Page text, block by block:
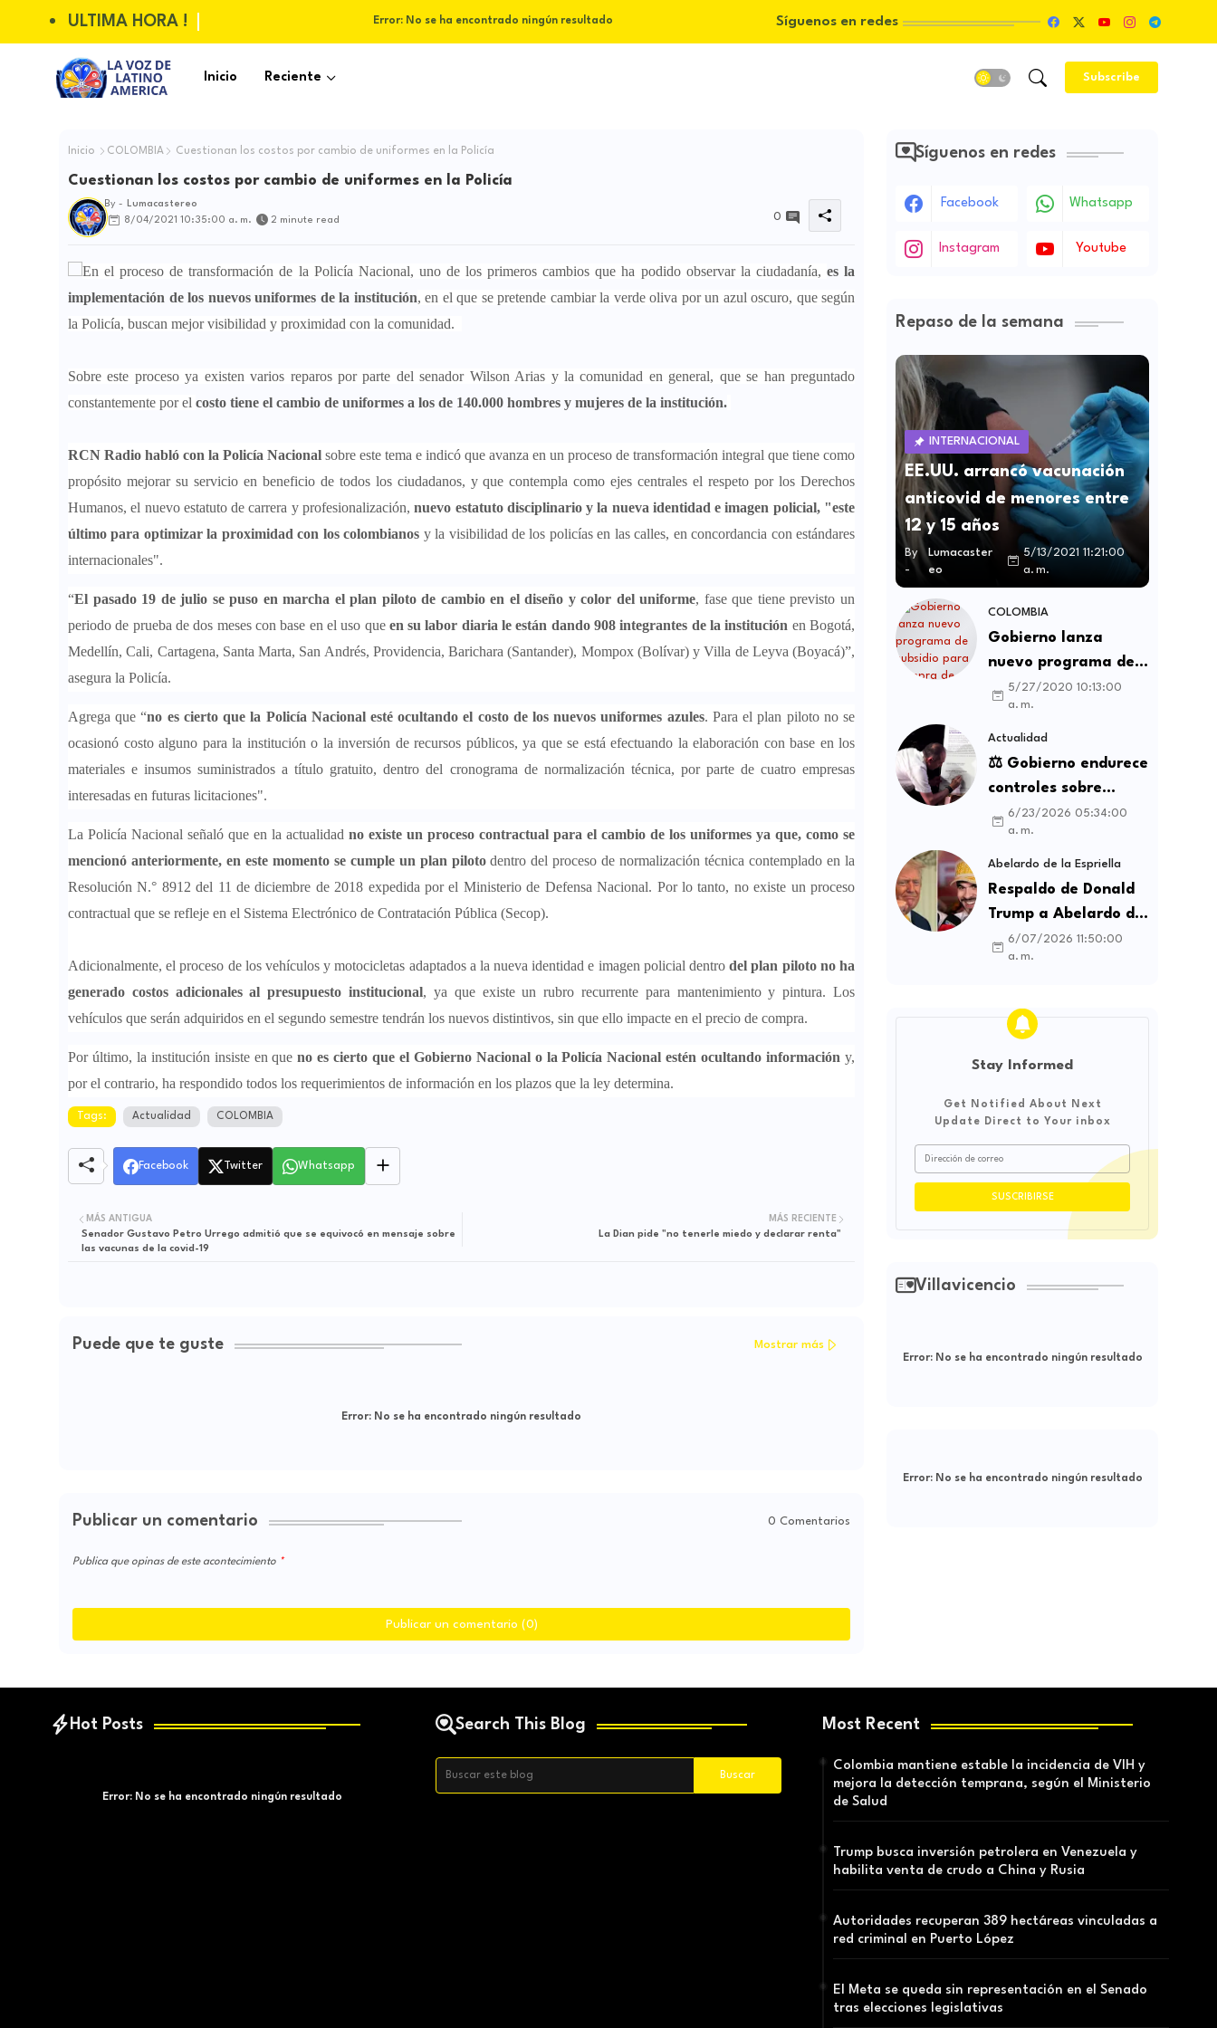
ULTIMA HORA ! Error: No se ha encontrado ningún resultado Síguenos en redes
Inicio Reciente Subscribe
Inicio COLOMBIA Cuestionan los costos por cambio de uniformes en la Policía
Cuestionan los costos por cambio de uniformes en la Policía
By -
Lumacastereo
8/04/2021 10:35:00 a. m.
2 minute read 0
En el proceso de transformación de la Policía Nacional, uno de los primeros cambios que ha podido observar la ciudadanía, es la
implementación de los nuevos uniformes de la institución, en el que se pretende cambiar la verde oliva por un azul oscuro, que según
la Policía, buscan mejor visibilidad y proximidad con la comunidad.
Sobre este proceso ya existen varios reparos por parte del senador Wilson Arias y la comunidad en general, que se han preguntado
constantemente por el costo tiene el cambio de uniformes a los de 140.000 hombres y mujeres de la institución.
RCN Radio habló con la Policía Nacional sobre este tema e indicó que avanza en un proceso de transformación integral que tiene como
propósito mejorar su servicio en beneficio de todos los ciudadanos, y que contempla como ejes centrales el respeto por los Derechos
Humanos, el nuevo estatuto de carrera y profesionalización, nuevo estatuto disciplinario y la nueva identidad e imagen policial, "este
último para optimizar la proximidad con los colombianos y la visibilidad de los policías en las calles, en concordancia con estándares
internacionales".
“El pasado 19 de julio se puso en marcha el plan piloto de cambio en el diseño y color del uniforme, fase que tiene previsto un
periodo de prueba de dos meses con base en el uso que en su labor diaria le están dando 908 integrantes de la institución en Bogotá,
Medellín, Cali, Cartagena, Santa Marta, San Andrés, Providencia, Barichara (Santander), Mompox (Bolívar) y Villa de Leyva (Boyacá)”,
asegura la Policía.
Agrega que “no es cierto que la Policía Nacional esté ocultando el costo de los nuevos uniformes azules. Para el plan piloto no se
ocasionó costo alguno para la institución o la inversión de recursos públicos, ya que se está efectuando la elaboración con base en los
materiales e insumos suministrados a título gratuito, dentro del cronograma de normalización técnica, por parte de cuatro empresas
interesadas en futuras licitaciones".
La Policía Nacional señaló que en la actualidad no existe un proceso contractual para el cambio de los uniformes ya que, como se
mencionó anteriormente, en este momento se cumple un plan pilotodentro del proceso de normalización técnica contemplado en la
Resolución N.° 8912 del 11 de diciembre de 2018 expedida por el Ministerio de Defensa Nacional. Por lo tanto, no existe un proceso
contractual que se refleje en el Sistema Electrónico de Contratación Pública (Secop).
Adicionalmente, el proceso de los vehículos y motocicletas adaptados a la nueva identidad e imagen policial dentrodel plan piloto no ha
generado costos adicionales al presupuesto institucional, ya que existe un rubro recurrente para mantenimiento y pintura. Los
vehículos que serán adquiridos en el segundo semestre tendrán los nuevos distintivos, sin que ello impacte en el precio de compra.
Por último, la institución insiste en que no es cierto que el Gobierno Nacional o la Policía Nacional estén ocultando información y,
por el contrario, ha respondido todos los requerimientos de información en los plazos que la ley determina.
Tags: Actualidad COLOMBIA
Facebook Twitter Whatsapp
MÁS RECIENTE
La Dian pide "no tenerle miedo y declarar renta"
MÁS ANTIGUA
Senador Gustavo Petro Urrego admitió que se equivocó en mensaje sobre
las vacunas de la covid-19
Puede que te guste Mostrar más
Error: No se ha encontrado ningún resultado
Publicar un comentario 0 Comentarios
Publica que opinas de este acontecimiento
Publicar un comentario (0)
Síguenos en redes
Facebook Whatsapp
Instagram Youtube
Repaso de la semana
INTERNACIONAL
EE.UU. arrancó vacunación
anticovid de menores entre
12 y 15 años
By
-
Lumacaster
eo
5/13/2021 11:21:00
a. m.
COLOMBIA
Gobierno lanza
nuevo programa de
subsidio para compra
de vivienda VIS y no
VIS
5/27/2020 10:13:00
a. m.
Actualidad
⚖️ Gobierno endurece
controles sobre
contratos sindicales
y busca frenar la
intermediación
laboral ilegal
6/23/2026 05:34:00
a. m.
Abelardo de la Espriella
Respaldo de Donald
Trump a Abelardo de
la Espriella genera
debate sobre
influencia
internacional
6/07/2026 11:50:00
a. m.
Stay Informed
Get Notified About Next
Update Direct to Your inbox
Villavicencio
Error:No se ha encontrado ningún resultado
Error:No se ha encontrado ningún resultado
Hot Posts
Error: No se ha encontrado ningún resultado
Search This Blog Most Recent
Colombia mantiene estable la incidencia de VIH y
mejora la detección temprana, según el Ministerio
de Salud
Trump busca inversión petrolera en Venezuela y
habilita venta de crudo a China y Rusia
Autoridades recuperan 389 hectáreas vinculadas a
red criminal en Puerto López
El Meta se queda sin representación en el Senado
tras elecciones legislativas